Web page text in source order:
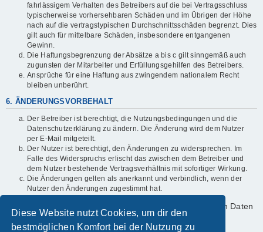
Diese Website nutzt Cookies, um dir den
bestmöglichen Komfort bei der Nutzung zu
fahrlässigem Verhalten des Betreibers auf die bei Vertragsschluss
typischerweise vorhersehbaren Schäden und im Übrigen der Höhe
nach auf die vertragstypischen Durchschnittsschäden begrenzt. Dies
gilt auch für mittelbare Schäden, insbesondere entgangenen
Gewinn.
Die Haftungsbegrenzung der Absätze a bis c gilt sinngemäß auch
zugunsten der Mitarbeiter und Erfüllungsgehilfen des Betreibers.
Ansprüche für eine Haftung aus zwingendem nationalem Recht
bleiben unberührt.
6. ÄNDERUNGSVORBEHALT
Der Betreiber ist berechtigt, die Nutzungsbedingungen und die
Datenschutzerklärung zu ändern. Die Änderung wird dem Nutzer
per E-Mail mitgeteilt.
Der Nutzer ist berechtigt, den Änderungen zu widersprechen. Im
Falle des Widerspruchs erlischt das zwischen dem Betreiber und
dem Nutzer bestehende Vertragsverhältnis mit sofortiger Wirkung.
Die Änderungen gelten als anerkannt und verbindlich, wenn der
Nutzer den Änderungen zugestimmt hat.
Informationen über den Umgang mit deinen persönlichen Daten
sind in der Datenschutzerklärung enthalten.